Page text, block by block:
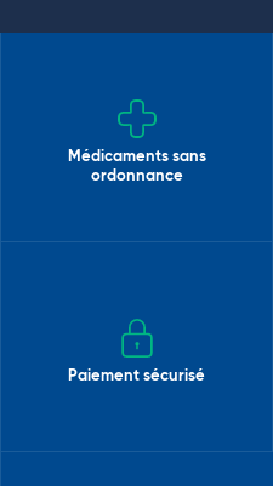
Médicaments sans
ordonnance
Paiement sécurisé